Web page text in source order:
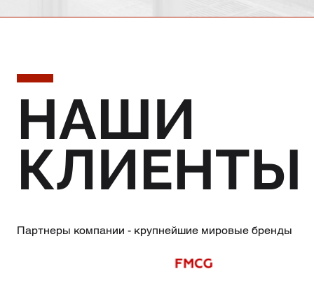
НАШИ
КЛИЕНТЫ
Партнеры компании - крупнейшие мировые бренды